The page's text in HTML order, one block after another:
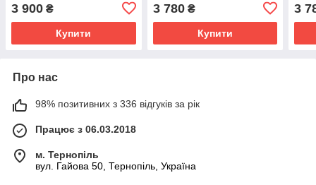
3 900 ₴
Купити
3 780₴
Купити
3
Про нас
98% позитивних з 336 відгуків за рік
Працює з 06.03.2018
м. Тернопіль
вул. Гайова 50, Тернопіль, Україна